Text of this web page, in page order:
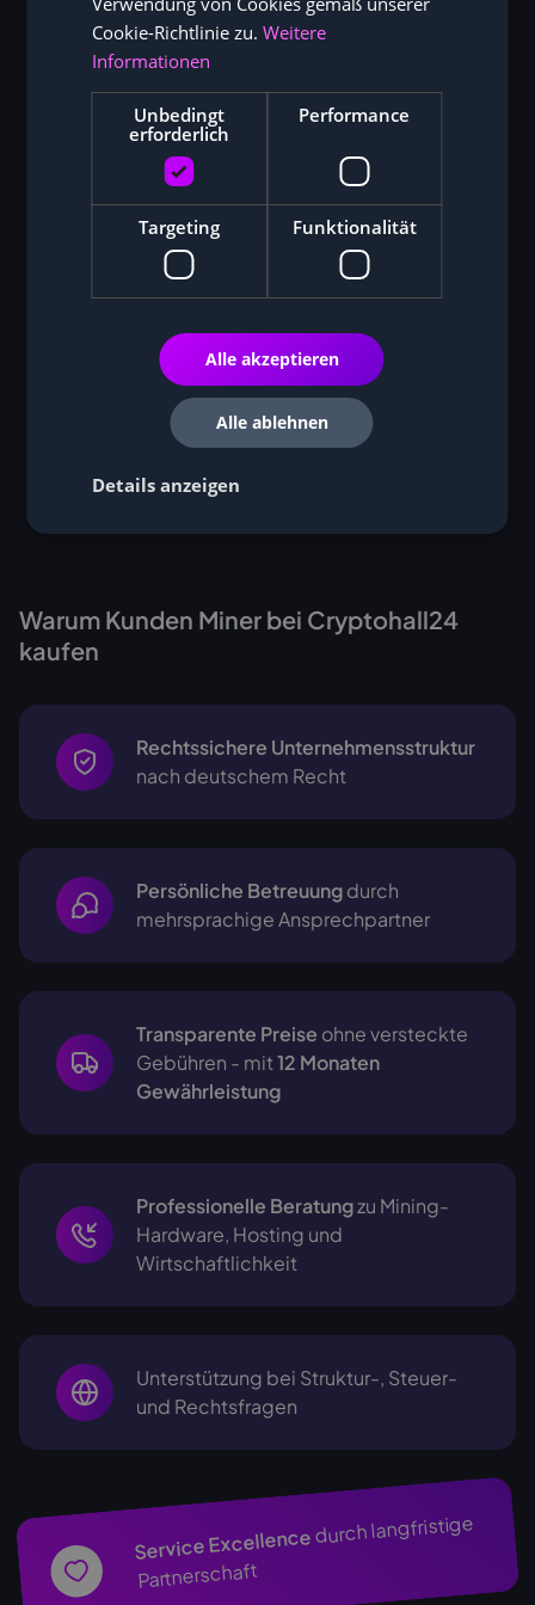
Warum Kunden Miner bei Cryptohall24
kaufen
Rechtssichere Unternehmensstruktur
nach deutschem Recht
Persönliche Betreuungdurch
mehrsprachigeAnsprechpartner
Transparente Preise ohne versteckte
Gebühren - mit12 Monaten
Gewährleistung
Professionelle Beratungzu Mining-
Hardware, Hosting und
Wirtschaftlichkeit
Unterstützung bei Struktur-, Steuer-
und Rechtsfragen
Service Excellencedurch langfristige
Partnerschaft
Cookie-Richtlinie zu. Weitere
Informationen
Unbedingt
erforderlich
Performance
Targeting Funktionalität
Alle akzeptieren
Alle ablehnen
Details anzeigen